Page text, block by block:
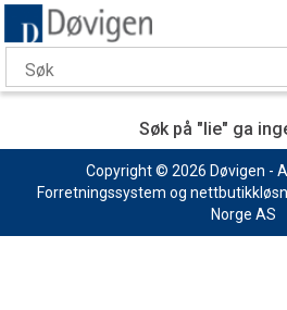
Søk på "lie" ga
Copyright © 2026 Døvigen -
Forretningssystem og
Norge AS